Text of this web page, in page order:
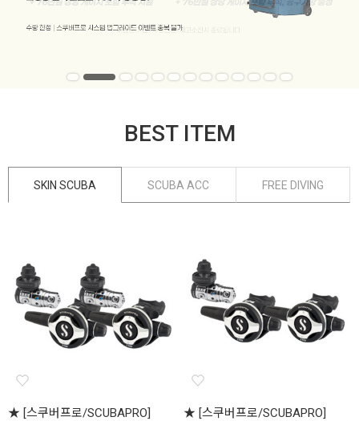
BEST ITEM
SKIN SCUBA SCUBA ACC FREE DIVING
★ [스쿠버프로/SCUBAPRO]
★ [스쿠버프로/SCUBAPRO]